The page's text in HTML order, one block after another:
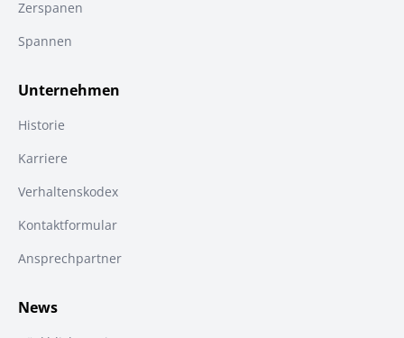
Zerspanen
Spannen
Unternehmen
Historie
Karriere
Verhaltenskodex
Kontaktformular
Ansprechpartner
News